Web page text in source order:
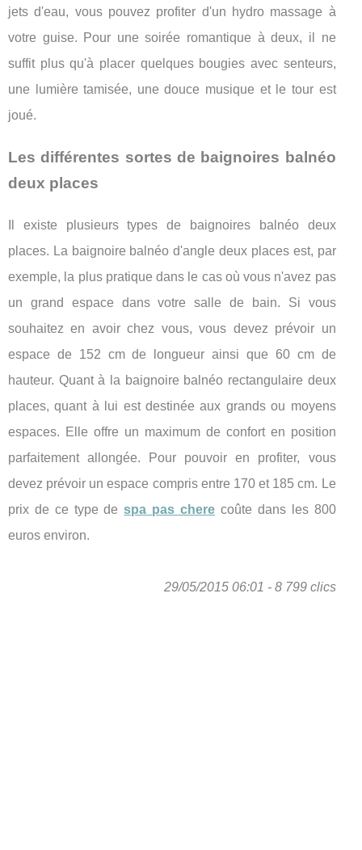
jets d'eau, vous pouvez profiter d'un hydro massage à
votre guise. Pour une soirée romantique à deux, il ne
suffit plus qu'à placer quelques bougies avec senteurs,
une lumière tamisée, une douce musique et le tour est
joué.
Les différentes sortes de baignoires balnéo
deux places
Il existe plusieurs types de baignoires balnéo deux
places. La baignoire balnéo d'angle deux places est, par
exemple, la plus pratique dans le cas où vous n'avez pas
un grand espace dans votre salle de bain. Si vous
souhaitez en avoir chez vous, vous devez prévoir un
espace de 152 cm de longueur ainsi que 60 cm de
hauteur. Quant à la baignoire balnéo rectangulaire deux
places, quant à lui est destinée aux grands ou moyens
espaces. Elle offre un maximum de confort en position
parfaitement allongée. Pour pouvoir en profiter, vous
devez prévoir un espace compris entre 170 et 185 cm. Le
prix de ce type despa pas chere coûte dans les 800
euros environ.
29/05/2015 06:01 - 8 799 clics